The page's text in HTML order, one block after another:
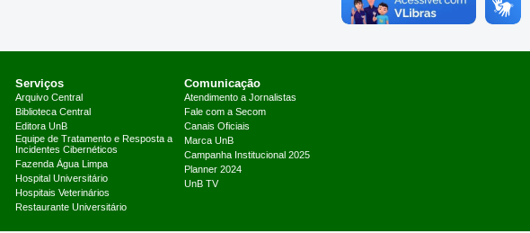
Serviços
Arquivo Central
Biblioteca Central
Editora UnB
Equipe de Tratamento e Resposta a
Incidentes Cibernéticos
Fazenda Água Limpa
Hospital Universitário
Hospitais Veterinários
Restaurante Universitário
Comunicação
Atendimento a Jornalistas
Fale com a Secom
Canais Oficiais
Marca UnB
Campanha Institucional 2025
Planner 2024
UnB TV